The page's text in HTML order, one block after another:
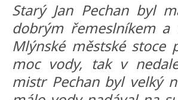
Starý Jan Pechan byl
dobrým řemeslníkem
Mlýnské městské stoce
moc vody, tak v
mistr Pechan byl velký